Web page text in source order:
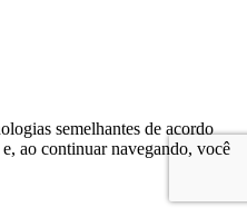
semelhantes de acordo
ao continuar navegando, você